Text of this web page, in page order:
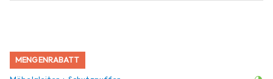
MENGENRABATT